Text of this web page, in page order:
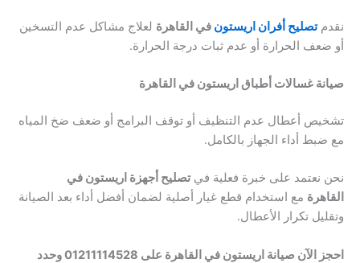
نقدمتصليح أفران اريستون في القاهرة لعلاج مشاكل عدم التسخين
أو ضعف الحرارة أو عدم ثبات درجة الحرارة.
صيانة غسالات أطباق اريستون في القاهرة
تشخيص أعطال عدم التنظيف أو توقف البرامج أو ضعف ضخ المياه
مع ضبط أداء الجهاز بالكامل.
نحن نعتمد على خبرة فعلية فيتصليح أجهزة اريستون في
القاهرة مع استخدام قطع غيار أصلية لضمان أفضل أداء بعد الصيانة
وتقليل تكرار الأعطال.
احجز الآن صيانة اريستون في القاهرة على 01211114528 وحدد